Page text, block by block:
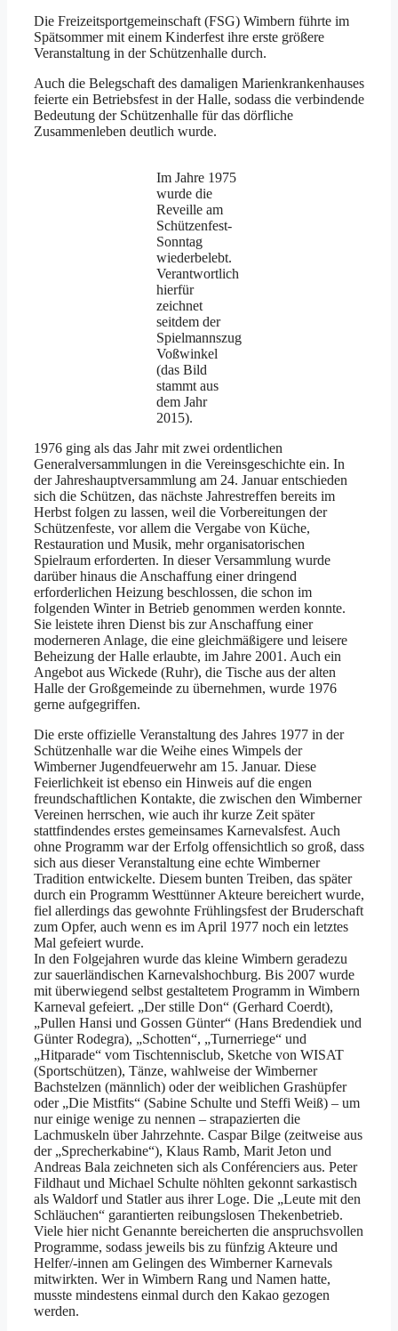
Die Freizeitsportgemeinschaft (FSG) Wimbern führte im
Spätsommer mit einem Kinderfest ihre erste größere
Veranstaltung in der Schützenhalle durch.
Auch die Belegschaft des damaligen Marienkrankenhauses
feierte ein Betriebsfest in der Halle, sodass die verbindende
Bedeutung der Schützenhalle für das dörfliche
Zusammenleben deutlich wurde.
Im Jahre 1975
wurde die
Reveille am
Schützenfest-
Sonntag
wiederbelebt.
Verantwortlich
hierfür
zeichnet
seitdem der
Spielmannszug
Voßwinkel
(das Bild
stammt aus
dem Jahr
2015).
1976 ging als das Jahr mit zwei ordentlichen
Generalversammlungen in die Vereinsgeschichte ein. In
der Jahreshauptversammlung am 24. Januar entschieden
sich die Schützen, das nächste Jahrestreffen bereits im
Herbst folgen zu lassen, weil die Vorbereitungen der
Schützenfeste, vor allem die Vergabe von Küche,
Restauration und Musik, mehr organisatorischen
Spielraum erforderten. In dieser Versammlung wurde
darüber hinaus die Anschaffung einer dringend
erforderlichen Heizung beschlossen, die schon im
folgenden Winter in Betrieb genommen werden konnte.
Sie leistete ihren Dienst bis zur Anschaffung einer
moderneren Anlage, die eine gleichmäßigere und leisere
Beheizung der Halle erlaubte, im Jahre 2001. Auch ein
Angebot aus Wickede (Ruhr), die Tische aus der alten
Halle der Großgemeinde zu übernehmen, wurde 1976
gerne aufgegriffen.
Die erste offizielle Veranstaltung des Jahres 1977 in der
Schützenhalle war die Weihe eines Wimpels der
Wimberner Jugendfeuerwehr am 15. Januar. Diese
Feierlichkeit ist ebenso ein Hinweis auf die engen
freundschaftlichen Kontakte, die zwischen den Wimberner
Vereinen herrschen, wie auch ihr kurze Zeit später
stattfindendes erstes gemeinsames Karnevalsfest. Auch
ohne Programm war der Erfolg offensichtlich so groß, dass
sich aus dieser Veranstaltung eine echte Wimberner
Tradition entwickelte. Diesem bunten Treiben, das später
durch ein Programm Westtünner Akteure bereichert wurde,
fiel allerdings das gewohnte Frühlingsfest der Bruderschaft
zum Opfer, auch wenn es im April 1977 noch ein letztes
Mal gefeiert wurde.
In den Folgejahren wurde das kleine Wimbern geradezu
zur sauerländischen Karnevalshochburg. Bis 2007 wurde
mit überwiegend selbst gestaltetem Programm in Wimbern
Karneval gefeiert. „Der stille Don“ (Gerhard Coerdt),
„Pullen Hansi und Gossen Günter“ (Hans Bredendiek und
Günter Rodegra), „Schotten“, „Turnerriege“ und
„Hitparade“ vom Tischtennis­club, Sketche von WISAT
(Sportschützen), Tänze, wahlweise der Wimberner
Bachstelzen (männlich) oder der weiblichen Grashüpfer
oder „Die Mistfits“ (Sabine Schulte und Steffi Weiß) – um
nur einige wenige zu nennen – strapazierten die
Lachmuskeln über Jahrzehnte. Caspar Bilge (zeitweise aus
der „Sprecherkabine“), Klaus Ramb, Marit Jeton und
Andreas Bala zeichneten sich als Conférenciers aus. Peter
Fildhaut und Michael Schulte nöhlten gekonnt sarkastisch
als Waldorf und Statler aus ihrer Loge. Die „Leute mit den
Schläuchen“ garantierten reibungslosen Thekenbetrieb.
Viele hier nicht Genannte bereicherten die anspruchsvollen
Programme, sodass jeweils bis zu fünfzig Akteure und
Helfer/-innen am Gelingen des Wimberner Karnevals
mitwirkten. Wer in Wimbern Rang und Namen hatte,
musste mindestens einmal durch den Kakao gezogen
werden.